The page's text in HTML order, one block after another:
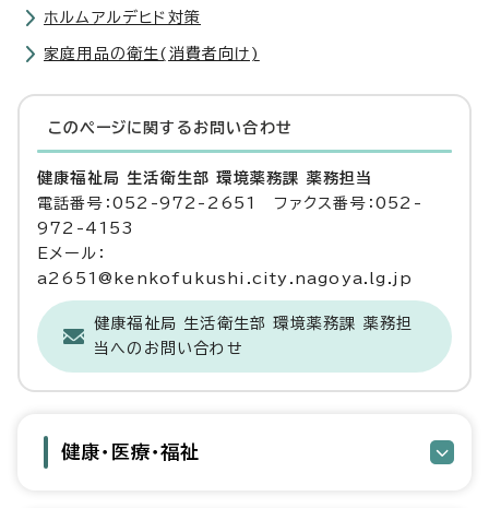
ホルムアルデヒド対策
家庭用品の衛生(消費者向け)
このページに関する お問い合わせ
健康福祉局 生活衛生部 環境薬務課 薬務担当
電話番号：052-972-2651 ファクス番号：052-
972-4153
Eメール：
a2651@kenkofukushi.city.nagoya.lg.jp
健康福祉局 生活衛生部 環境薬務課 薬務担
当へのお問い合わせ
健康・医療・福祉